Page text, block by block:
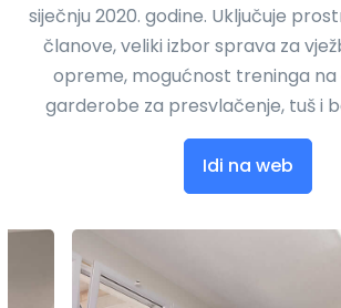
siječnju 2020. godine. Uključuje
članove, veliki izbor sprava za
opreme, mogućnost treninga
garderobe za presvlačenje, tuš i
Idi na web